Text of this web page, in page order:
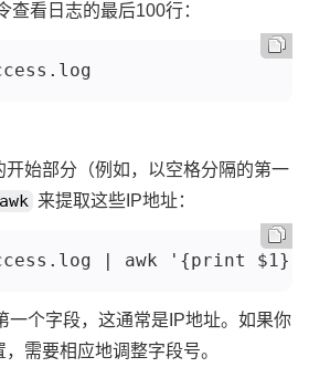
查看日志的最后100行：
始部分（例如，以空格分隔的第一
awk 来提取这些IP地址：
| awk '{print $1}'
一个字段，这通常是IP地址。如果你
需要相应地调整字段号。